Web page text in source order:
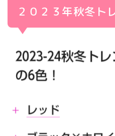
２０２３年秋冬ト